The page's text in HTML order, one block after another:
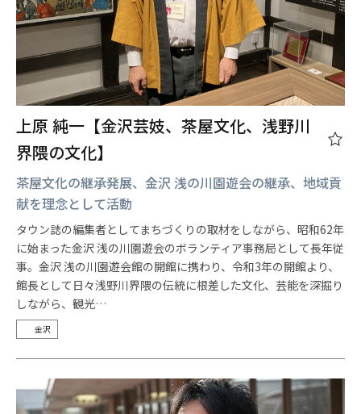
上原 純一【金沢芸妓、茶屋文化、浅野川
界隈の文化】
茶屋文化の継承発展、金沢 浅の川園遊会の継承、地域貢
献を理念として活動
タウン誌の編集者としてまちづくりの取材をしながら、昭和62年
に始まった金沢 浅の川園遊会のボランティア事務局として長年従
事。金沢 浅の川園遊会館の開館に携わり、令和3年の開館より、
館長として日々浅野川界隈の伝統に根差した文化、芸能を深掘り
しながら、観光…
金沢